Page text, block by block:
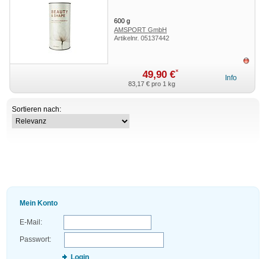
600 g
AMSPORT GmbH
Artikelnr. 05137442
49,90 €*
83,17 €pro 1 kg
Info
Sortieren nach:
Mein Konto
E-Mail:
Passwort:
Login